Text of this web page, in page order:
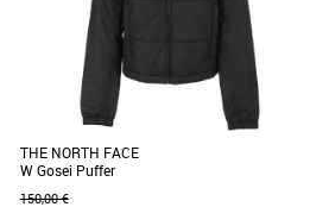
THE NORTH FACE
W Gosei Puffer
150,00 €